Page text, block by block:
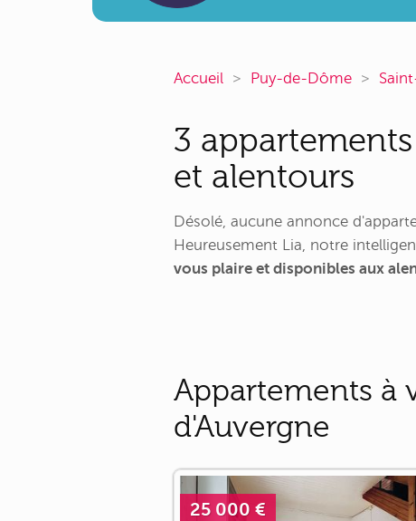
Accueil Puy-de-Dôme
3
et alentours
Désolé, aucune annonce
Heureusement Lia, notre
vous plaire et disponibles aux
Appartements à
d'Auvergne
25 000 €